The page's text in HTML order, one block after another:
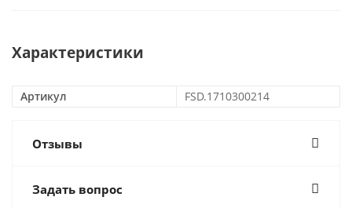
Характеристики
Артикул FSD.1710300214
Отзывы
Задать вопрос